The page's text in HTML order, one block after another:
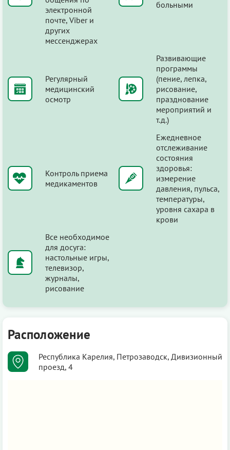
электронной
почте, Viber и
других
мессенджерах
больными
Регулярный
медицинский
осмотр
Развивающие
программы
(пение, лепка,
рисование,
празднование
мероприятий и
т.д.)
Контроль приема
медикаментов
Ежедневное
отслеживание
состояния
здоровья:
измерение
давления, пульса,
температуры,
уровня сахара в
крови
Все необходимое
для досуга:
настольные игры,
телевизор,
журналы,
рисование
Расположение
Республика Карелия, Петрозаводск, Дивизионный
проезд, 4